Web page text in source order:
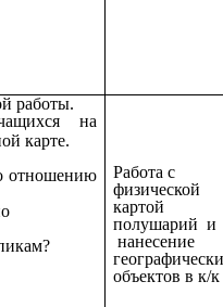
работы.
на
карте.
отношению
Работа с
физической
картой
полушарий и
нанесение
объектов в к/к